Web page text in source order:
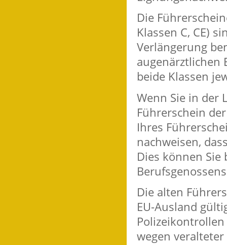
Die
Klassen C, CE)
Verlängerung
augenärztlichen
beide Klassen
Wenn Sie in der
Führerschein
Ihres
nachweisen,
Dies können
Berufsge
Die alten
EU-Ausland
wegen